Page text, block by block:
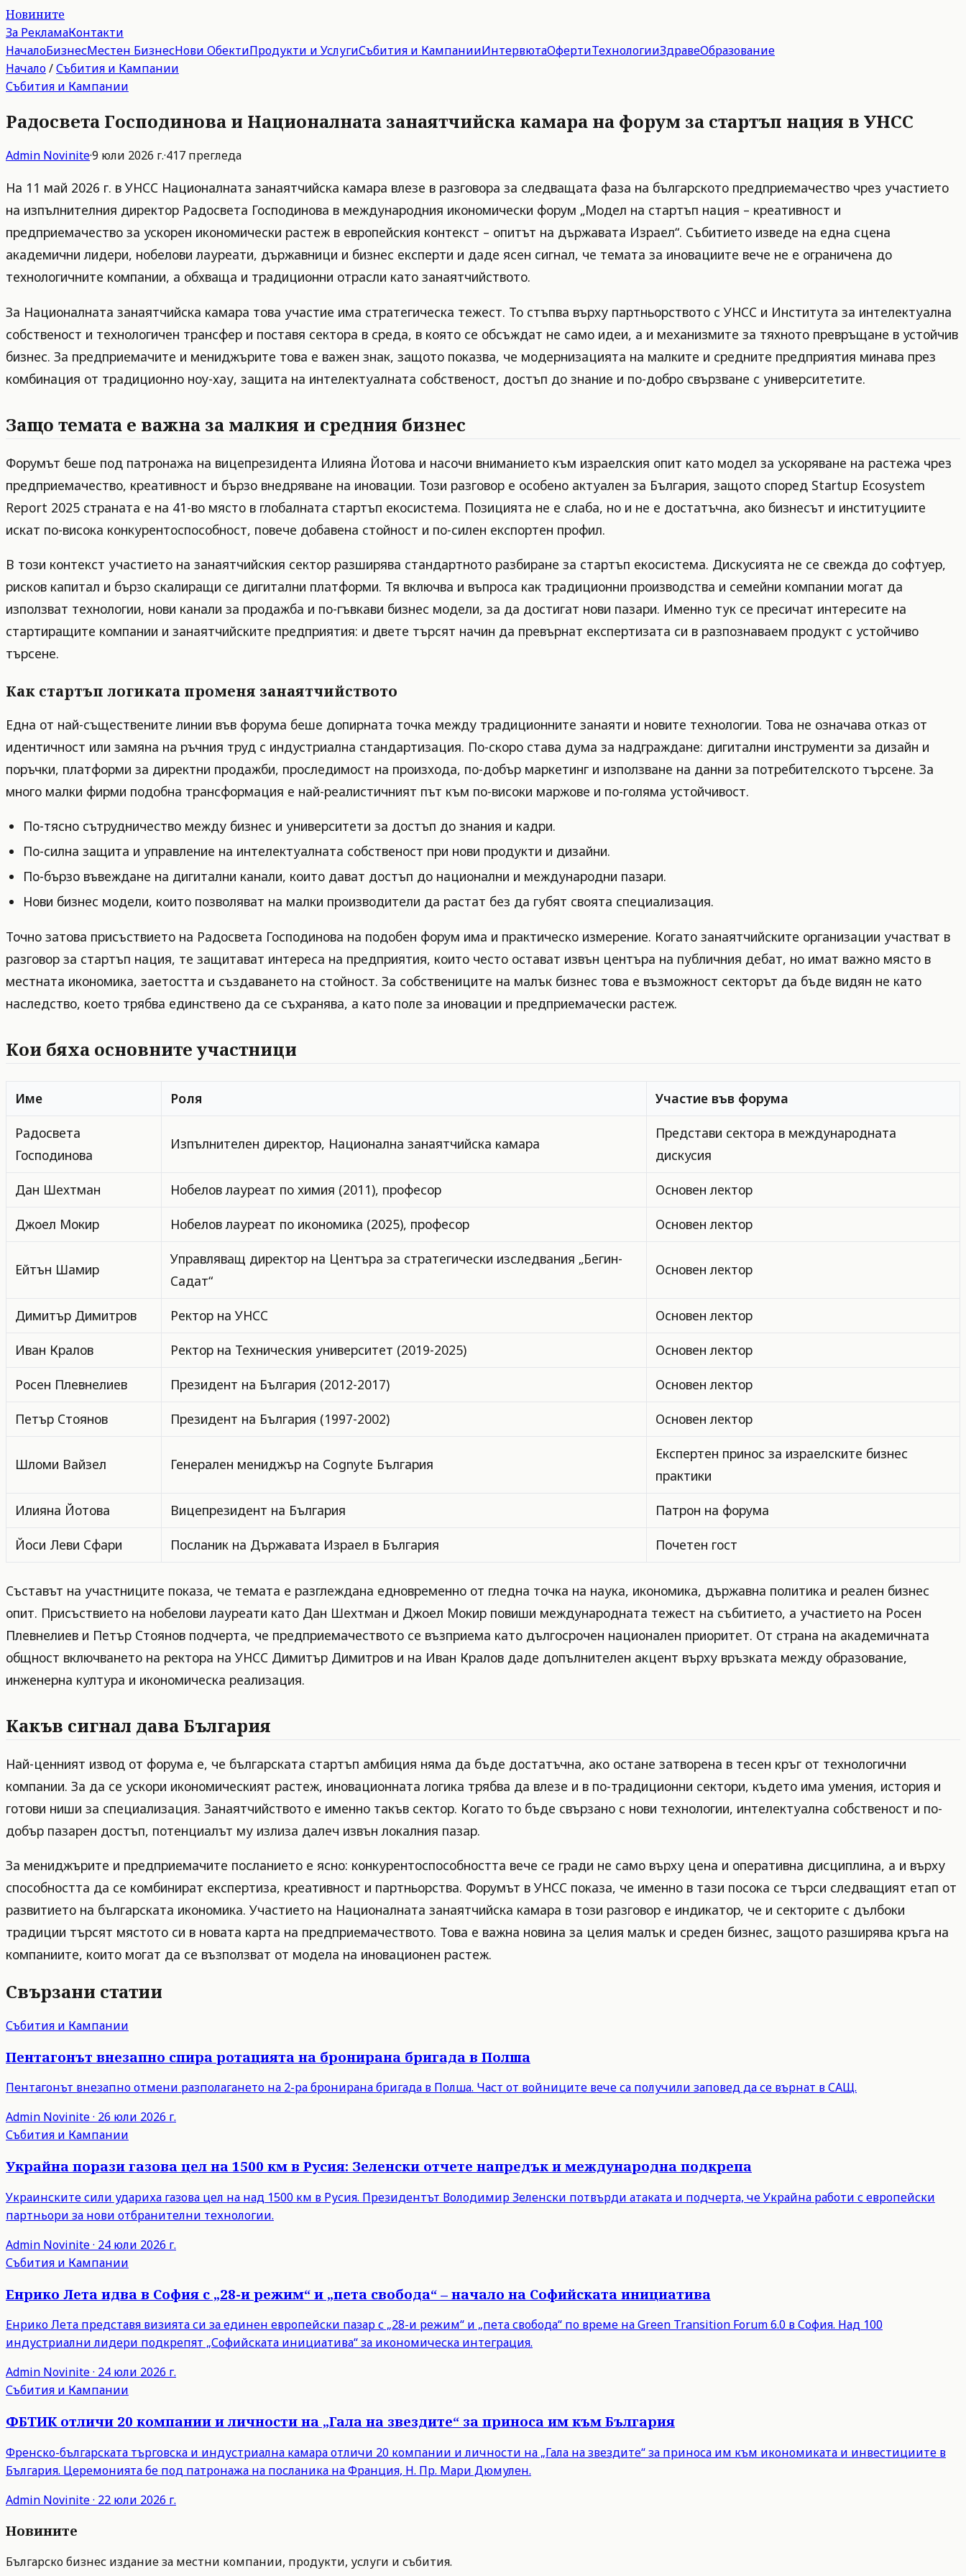
Новините
За РекламаКонтакти
НачалоБизнесМестен БизнесНови ОбектиПродукти и УслугиСъбития и КампанииИнтервютаОфертиТехнологииЗдравеОбразование
Начало/Събития и Кампании
Събития и Кампании
Радосвета Господинова и Националната занаятчийска камара на форум за стартъп нация в УНСС
Admin Novinite·9 юли 2026 г.·417 прегледа
На 11 май 2026 г. в УНСС Националната занаятчийска камара влезе в разговора за следващата фаза на българското предприемачество чрез участието
на изпълнителния директор Радосвета Господинова в международния икономически форум „Модел на стартъп нация – креативност и
предприемачество за ускорен икономически растеж в европейския контекст – опитът на държавата Израел“. Събитието изведе на една сцена
академични лидери, нобелови лауреати, държавници и бизнес експерти и даде ясен сигнал, че темата за иновациите вече не е ограничена до
технологичните компании, а обхваща и традиционни отрасли като занаятчийството.
За Националната занаятчийска камара това участие има стратегическа тежест. То стъпва върху партньорството с УНСС и Института за интелектуална
собственост и технологичен трансфер и поставя сектора в среда, в която се обсъждат не само идеи, а и механизмите за тяхното превръщане в устойчив
бизнес. За предприемачите и мениджърите това е важен знак, защото показва, че модернизацията на малките и средните предприятия минава през
комбинация от традиционно ноу-хау, защита на интелектуалната собственост, достъп до знание и по-добро свързване с университетите.
Защо темата е важна за малкия и средния бизнес
Форумът беше под патронажа на вицепрезидента Илияна Йотова и насочи вниманието към израелския опит като модел за ускоряване на растежа чрез
предприемачество, креативност и бързо внедряване на иновации. Този разговор е особено актуален за България, защото според Startup Ecosystem
Report 2025 страната е на 41-во място в глобалната стартъп екосистема. Позицията не е слаба, но и не е достатъчна, ако бизнесът и институциите
искат по-висока конкурентоспособност, повече добавена стойност и по-силен експортен профил.
В този контекст участието на занаятчийския сектор разширява стандартното разбиране за стартъп екосистема. Дискусията не се свежда до софтуер,
рисков капитал и бързо скалиращи се дигитални платформи. Тя включва и въпроса как традиционни производства и семейни компании могат да
използват технологии, нови канали за продажба и по-гъвкави бизнес модели, за да достигат нови пазари. Именно тук се пресичат интересите на
стартиращите компании и занаятчийските предприятия: и двете търсят начин да превърнат експертизата си в разпознаваем продукт с устойчиво
търсене.
Как стартъп логиката променя занаятчийството
Една от най-съществените линии във форума беше допирната точка между традиционните занаяти и новите технологии. Това не означава отказ от
идентичност или замяна на ръчния труд с индустриална стандартизация. По-скоро става дума за надграждане: дигитални инструменти за дизайн и
поръчки, платформи за директни продажби, проследимост на произхода, по-добър маркетинг и използване на данни за потребителското търсене. За
много малки фирми подобна трансформация е най-реалистичният път към по-високи маржове и по-голяма устойчивост.
По-тясно сътрудничество между бизнес и университети за достъп до знания и кадри.
По-силна защита и управление на интелектуалната собственост при нови продукти и дизайни.
По-бързо въвеждане на дигитални канали, които дават достъп до национални и международни пазари.
Нови бизнес модели, които позволяват на малки производители да растат без да губят своята специализация.
Точно затова присъствието на Радосвета Господинова на подобен форум има и практическо измерение. Когато занаятчийските организации участват в
разговор за стартъп нация, те защитават интереса на предприятия, които често остават извън центъра на публичния дебат, но имат важно място в
местната икономика, заетостта и създаването на стойност. За собствениците на малък бизнес това е възможност секторът да бъде видян не като
наследство, което трябва единствено да се съхранява, а като поле за иновации и предприемачески растеж.
Кои бяха основните участници
Име Роля
Участие във форума
Радосвета
Господинова
Изпълнителен директор, Национална занаятчийска камара
Представи сектора в международната
дискусия
Дан Шехтман
Нобелов лауреат по химия (2011), професор
Основен лектор
Джоел Мокир
Нобелов лауреат по икономика (2025), професор Основен лектор
Ейтън Шамир
Управляващ директор на Центъра за стратегически изследвания „Бегин-
Садат“
Основен лектор
Димитър Димитров Ректор на УНСС
Основен лектор
Иван Кралов
Ректор на Техническия университет (2019-2025)
Основен лектор
Росен Плевнелиев
Президент на България (2012-2017)
Основен лектор
Петър Стоянов
Президент на България (1997-2002) Основен лектор
Шломи Вайзел Генерален мениджър на Cognyte България
Експертен принос за израелските бизнес
практики
Илияна Йотова
Вицепрезидент на България
Патрон на форума
Йоси Леви Сфари
Посланик на Държавата Израел в България Почетен гост
Съставът на участниците показа, че темата е разглеждана едновременно от гледна точка на наука, икономика, държавна политика и реален бизнес
опит. Присъствието на нобелови лауреати като Дан Шехтман и Джоел Мокир повиши международната тежест на събитието, а участието на Росен
Плевнелиев и Петър Стоянов подчерта, че предприемачеството се възприема като дългосрочен национален приоритет. От страна на академичната
общност включването на ректора на УНСС Димитър Димитров и на Иван Кралов даде допълнителен акцент върху връзката между образование,
инженерна култура и икономическа реализация.
Какъв сигнал дава България
Най-ценният извод от форума е, че българската стартъп амбиция няма да бъде достатъчна, ако остане затворена в тесен кръг от технологични
компании. За да се ускори икономическият растеж, иновационната логика трябва да влезе и в по-традиционни сектори, където има умения, история и
готови ниши за специализация. Занаятчийството е именно такъв сектор. Когато то бъде свързано с нови технологии, интелектуална собственост и по-
добър пазарен достъп, потенциалът му излиза далеч извън локалния пазар.
За мениджърите и предприемачите посланието е ясно: конкурентоспособността вече се гради не само върху цена и оперативна дисциплина, а и върху
способността да се комбинират експертиза, креативност и партньорства. Форумът в УНСС показа, че именно в тази посока се търси следващият етап от
развитието на българската икономика. Участието на Националната занаятчийска камара в този разговор е индикатор, че и секторите с дълбоки
традиции търсят мястото си в новата карта на предприемачеството. Това е важна новина за целия малък и среден бизнес, защото разширява кръга на
компаниите, които могат да се възползват от модела на иновационен растеж.
Свързани статии
Събития и Кампании
Пентагонът внезапно спира ротацията на бронирана бригада в Полша
Пентагонът внезапно отмени разполагането на 2-ра бронирана бригада в Полша. Част от войниците вече са получили заповед да се върнат в САЩ.
Admin Novinite· 26 юли 2026 г.
Събития и Кампании
Украйна порази газова цел на 1500 км в Русия: Зеленски отчете напредък и международна подкрепа
Украинските сили удариха газова цел на над 1500 км в Русия. Президентът Володимир Зеленски потвърди атаката и подчерта, че Украйна работи с европейски
партньори за нови отбранителни технологии.
Admin Novinite· 24 юли 2026 г.
Събития и Кампании
Енрико Лета идва в София с „28-и режим“ и „пета свобода“ – начало на Софийската инициатива
Енрико Лета представя визията си за единен европейски пазар с „28-и режим“ и „пета свобода“ по време на Green Transition Forum 6.0 в София. Над 100
индустриални лидери подкрепят „Софийската инициатива“ за икономическа интеграция.
Admin Novinite· 24 юли 2026 г.
Събития и Кампании
ФБТИК отличи 20 компании и личности на „Гала на звездите“ за приноса им към България
Френско-българската търговска и индустриална камара отличи 20 компании и личности на „Гала на звездите“ за приноса им към икономиката и инвестициите в
България. Церемонията бе под патронажа на посланика на Франция, Н. Пр. Мари Дюмулен.
Admin Novinite· 22 юли 2026 г.
Новините
Българско бизнес издание за местни компании, продукти, услуги и събития.